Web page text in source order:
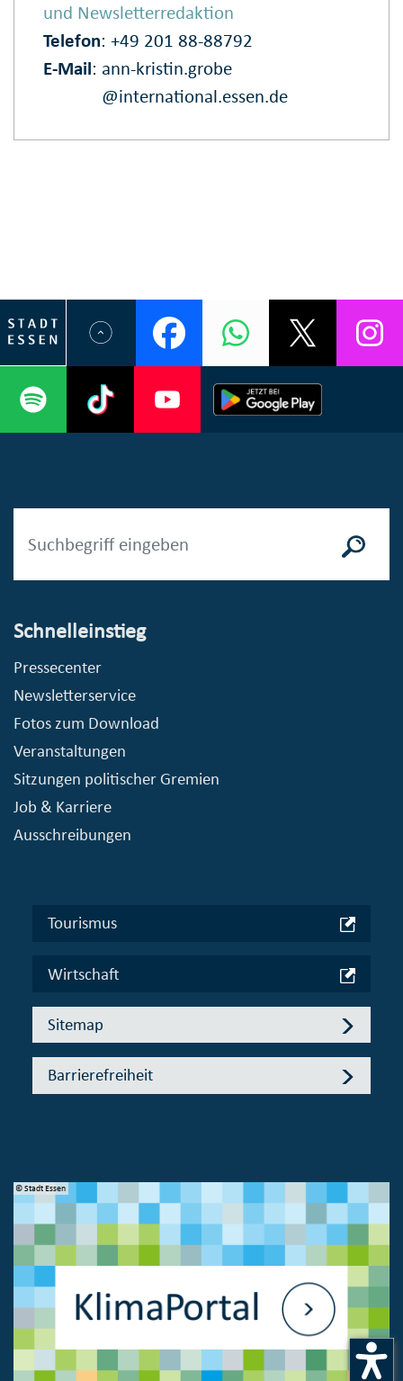
und Newsletterredaktion
Telefon: +49 201 88-88792
E‑Mail: ann-kristin.grobe
@international.essen.de
Schnelleinstieg
Pressecenter
Newsletterservice
Fotos zum Download
Veranstaltungen
Sitzungen politischer Gremien
Job & Karriere
Ausschreibungen
Tourismus
Wirtschaft
Sitemap
Barrierefreiheit
© Stadt Essen